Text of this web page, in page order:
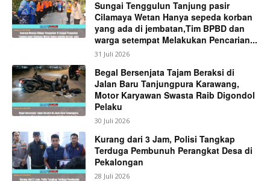
SUBSCRIBE NOW
Sungai Tenggulun Tanjung pasir
Cilamaya Wetan Hanya sepeda korban
yang ada di jembatan,Tim BPBD dan
warga setempat Melakukan Pencarian...
31 Juli 2026
Begal Bersenjata Tajam Beraksi di
Jalan Baru Tanjungpura Karawang,
Motor Karyawan Swasta Raib Digondol
Pelaku
30 Juli 2026
Kurang dari 3 Jam, Polisi Tangkap
Terduga Pembunuh Perangkat Desa di
Pekalongan
28 Juli 2026